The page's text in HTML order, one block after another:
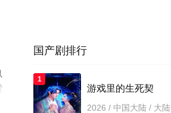
国产剧排行
1
游戏里的生死契
2026 / 中国大陆 / 大陆